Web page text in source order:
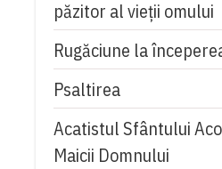
păzitor al vieții omului
Rugăciune la
Psaltirea
Acatistul Sfântului
Maicii Domnului